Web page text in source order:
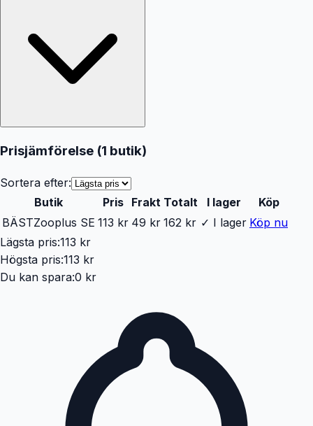
Prisjämförelse (1 butik)
Sortera efter:
Butik
Pris Frakt Totalt I lager
Köp
BÄSTZooplus SE 113 kr 49 kr 162 kr ✓ I lager Köp nu
Lägsta pris:113 kr
Högsta pris:113 kr
Du kan spara:0 kr